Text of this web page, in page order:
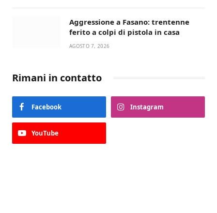
Aggressione a Fasano: trentenne
ferito a colpi di pistola in casa
AGOSTO 7, 2026
Rimani in contatto
Facebook Instagram
YouTube